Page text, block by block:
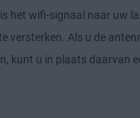
het wifi-signaal naar uw
versterken. Als u de
kunt u in plaats daarvan